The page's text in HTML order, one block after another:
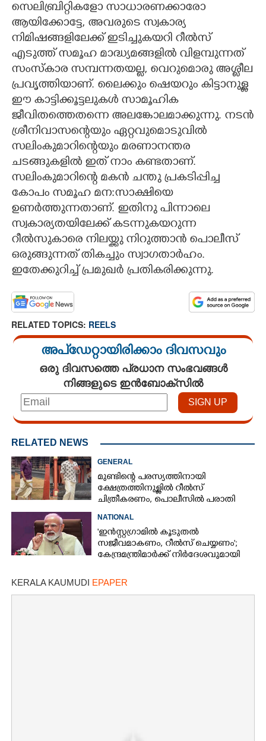
CARTOONS
LITERATURE
ZOOM
CONTACT US
സെലിബ്രിറ്റികളോ സാധാരണക്കാരോ
ആയിക്കോട്ടേ,​ അവരുടെ സ്വകാര്യ
നിമിഷങ്ങളിലേക്ക് ഇടിച്ചുകയറി റീൽസ്
എടുത്ത് സമൂഹ മാദ്ധ്യമങ്ങളിൽ വിളമ്പുന്നത്
സംസ്കാര സമ്പന്നതയല്ല, വെറുമൊരു അശ്ലീല
പ്രവൃത്തിയാണ്. ലൈക്കും ഷെയറും കിട്ടാനുള്ള
ഈ കാട്ടിക്കൂട്ടലുകൾ സാമൂഹിക
ജീവിതത്തെതന്നെ അലങ്കോലമാക്കുന്നു. നടൻ
ശ്രീനിവാസന്റെയും ഏറ്റവുമൊടുവിൽ
സലിംകുമാറിന്റെയും മരണാനന്തര
ചടങ്ങുകളിൽ ഇത് നാം കണ്ടതാണ്.
സലിംകുമാറിന്റെ മകൻ ചന്തു പ്രകടിപ്പിച്ച
കോപം സമൂഹ മന:സാക്ഷിയെ
ഉണർത്തുന്നതാണ്. ഇതിനു പിന്നാലെ
സ്വകാര്യതയിലേക്ക് കടന്നുകയറുന്ന
റീൽസുകാരെ നിലയ്ക്കു നിറുത്താൻ പൊലീസ്
ഒരുങ്ങുന്നത് തികച്ചും സ്വാഗതാർഹം.
ഇതേക്കുറിച്ച് പ്രമുഖർ പ്രതികരിക്കുന്നു.
RELATED TOPICS: REELS
അപ്ഡേറ്റായിരിക്കാം ദിവസവും
ഒരു ദിവസത്തെ പ്രധാന സംഭവങ്ങൾ
നിങ്ങളുടെ ഇൻബോക്സിൽ
RELATED NEWS
GENERAL
മുണ്ടിന്റെ പരസ്യത്തിനായി
ക്ഷേത്രത്തിനുള്ളിൽ റീൽസ്
ചിത്രീകരണം, പൊലീസിൽ പരാതി
NATIONAL
'ഇൻസ്റ്റ‌ഗ്രാമിൽ കൂടുതൽ
സജീവമാകണം, റീൽസ് ചെയ്യണം';
കേന്ദ്ര മന്ത്രിമാർക്ക് നിർദേശവുമായി
KERALA KAUMUDI EPAPER